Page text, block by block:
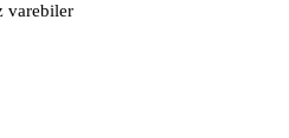
varebiler